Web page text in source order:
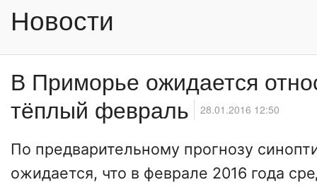
Новости
В Приморье ожидается
тёплый февраль
28.01.2016 12:50
По предварительному прогнозу
ожидается, что в феврале 2016 года